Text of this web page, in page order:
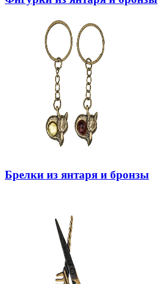
Брелки из янтаря и бронзы